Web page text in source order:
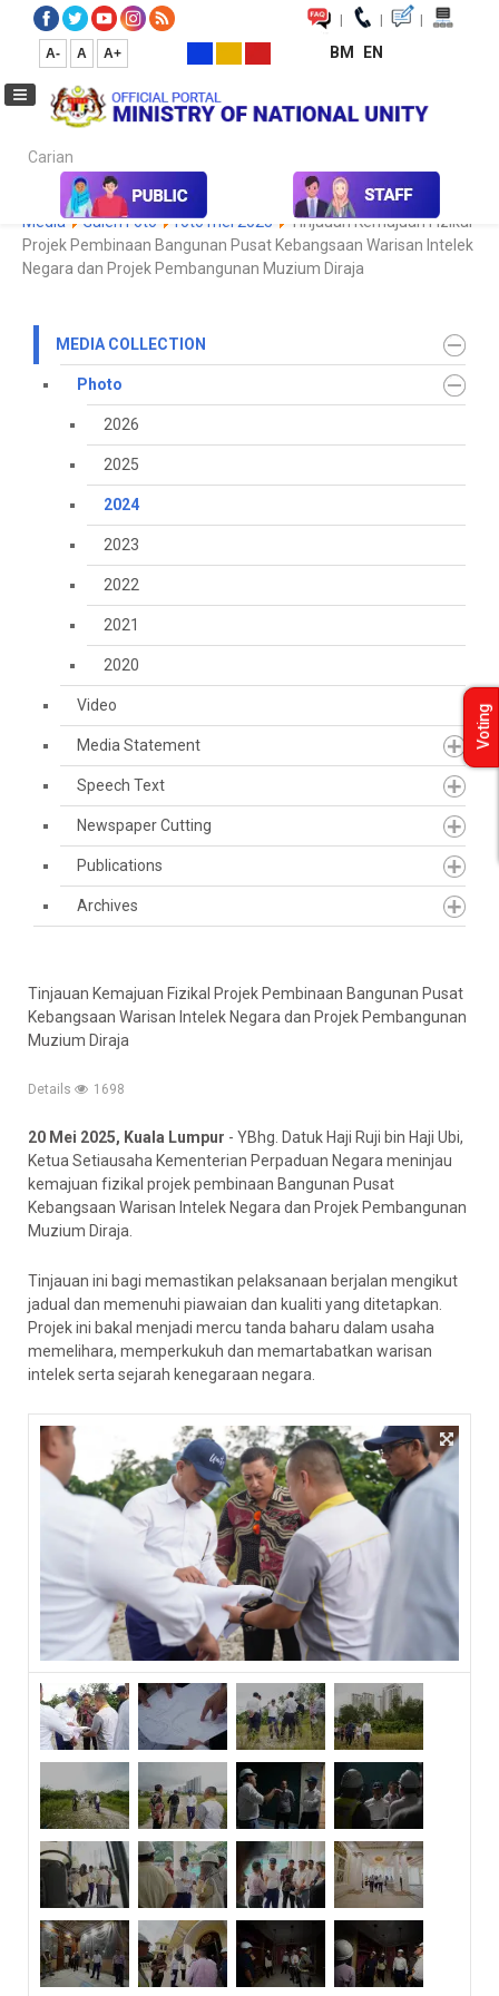
| | |
A- A A+ BM EN
Carian...
Media Media Collection Photo 2024
Koleksi
Media
Galeri Foto foto mei 2025
Tinjauan Kemajuan Fizikal
Projek Pembinaan Bangunan Pusat Kebangsaan Warisan Intelek
Negara dan Projek Pembangunan Muzium Diraja
MEDIA COLLECTION
Photo
2026
2025
2024
2023
2022
2021
2020
Video
Media Statement
Speech Text
Newspaper Cutting
Publications
Archives
Tinjauan Kemajuan Fizikal Projek Pembinaan Bangunan Pusat
Kebangsaan Warisan Intelek Negara dan Projek Pembangunan
Muzium Diraja
Details 1698
20 Mei 2025, Kuala Lumpur - YBhg. Datuk Haji Ruji bin Haji Ubi,
Ketua Setiausaha Kementerian Perpaduan Negara meninjau
kemajuan fizikal projek pembinaan Bangunan Pusat
Kebangsaan Warisan Intelek Negara dan Projek Pembangunan
Muzium Diraja.
Tinjauan ini bagi memastikan pelaksanaan berjalan mengikut
jadual dan memenuhi piawaian dan kualiti yang ditetapkan.
Projek ini bakal menjadi mercu tanda baharu dalam usaha
memelihara, memperkukuh dan memartabatkan warisan
intelek serta sejarah kenegaraan negara.
Voting